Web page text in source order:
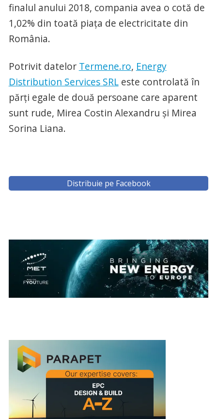
finalul anului 2018, compania avea o cotă de
1,02% din toată piața de electricitate din
România.
Potrivit datelor Termene.ro, Energy
Distribution Services SRLeste controlată în
părți egale de două persoane care aparent
sunt rude, Mirea Costin Alexandru și Mirea
Sorina Liana.
Distribuie pe Facebook